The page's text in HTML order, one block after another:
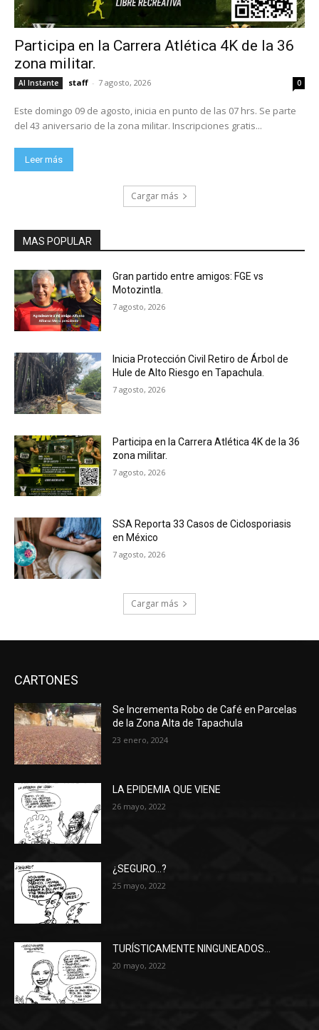
Participa en la Carrera Atlética 4K de la 36
zona militar.
Al Instante staff - 7 agosto, 2026 0
Este domingo 09 de agosto, inicia en punto de las 07 hrs. Se parte
del 43 aniversario de la zona militar. Inscripciones gratis...
Leer más
Cargar más
MAS POPULAR
Gran partido entre amigos: FGE vs
Motozintla.
7 agosto, 2026
Inicia Protección Civil Retiro de Árbol de
Hule de Alto Riesgo en Tapachula.
7 agosto, 2026
Participa en la Carrera Atlética 4K de la 36
zona militar.
7 agosto, 2026
SSA Reporta 33 Casos de Ciclosporiasis
en México
7 agosto, 2026
Cargar más
CARTONES
Se Incrementa Robo de Café en Parcelas
de la Zona Alta de Tapachula
23 enero, 2024
LA EPIDEMIA QUE VIENE
26 mayo, 2022
¿SEGURO…?
25 mayo, 2022
TURÍSTICAMENTE NINGUNEADOS…
20 mayo, 2022